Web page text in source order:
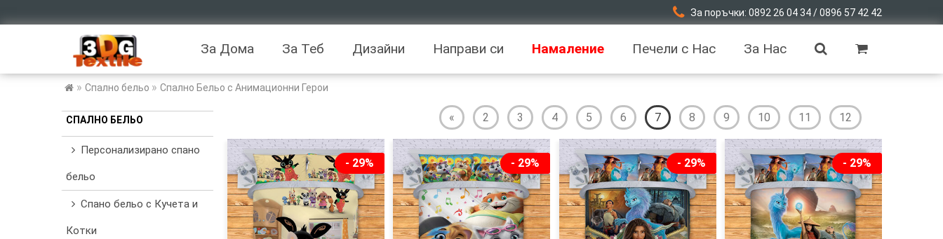
За поръчки: 0892 26 04 34 / 0896 57 42 42
За Дома За Теб Дизайни Направи си Намаление Печели с Нас За Нас
» Спално бельо » Спално Бельо с Анимационни Герои
СПАЛНО БЕЛЬО
Персонализирано спано
бельо
Спано бельо с Кучета и
Котки
« 2 3 4 5 6 7 8 9 10 11 12
- 29% - 29% - 29% - 29%